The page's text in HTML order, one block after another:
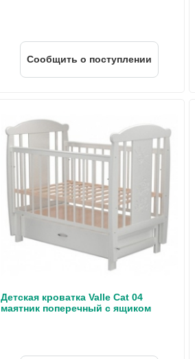
Cообщить о поступлении
Детская кроватка Valle Cat 04
маятник поперечный с ящиком